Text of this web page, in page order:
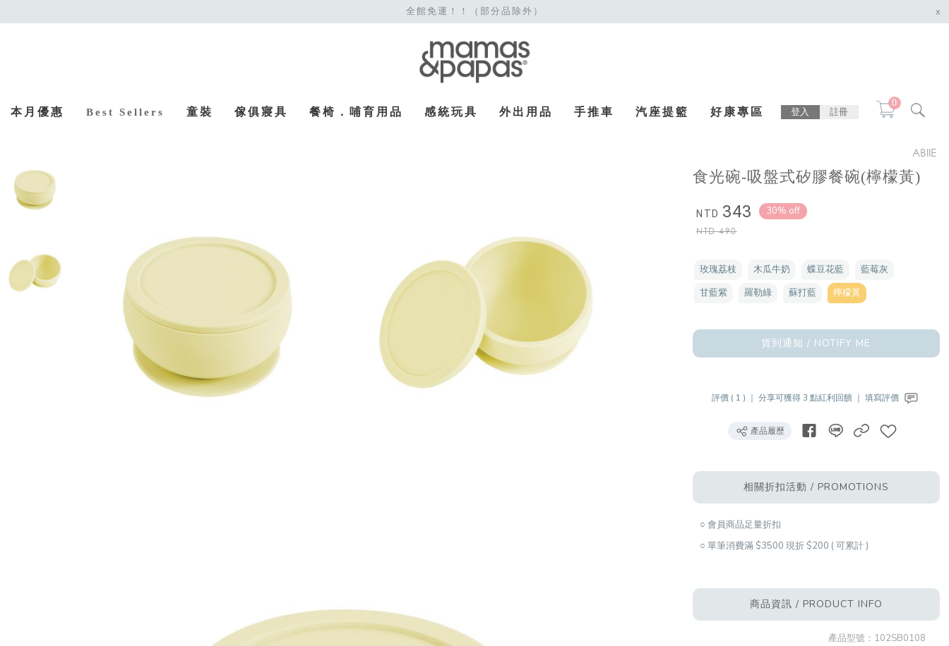
全館免運！！（部分品除外） x
本月優惠 Best Sellers 童裝 傢俱寢具 餐椅．哺育用品 感統玩具 外出用品 手推車 汽座提籃 好康專區 登入 註冊
0
ABIIE
食光碗-吸盤式矽膠餐碗(檸檬黃)
NTD 343
NTD490
30% off
玫瑰荔枝 木瓜牛奶 蝶豆花藍
藍莓灰
甘藍紫
羅勒綠 蘇打藍 檸檬黃
貨到通知 / NOTIFY ME
評價 ( 1 ) ｜ 分享可獲得 3 點紅利回饋 ｜ 填寫評價
產品履歷
相關折扣活動 / PROMOTIONS
○ 會員商品足量折扣
○ 單筆消費滿 $3500 現折 $200 ( 可累計 )
商品資訊 / PRODUCT INFO
產品型號： 102SB0108